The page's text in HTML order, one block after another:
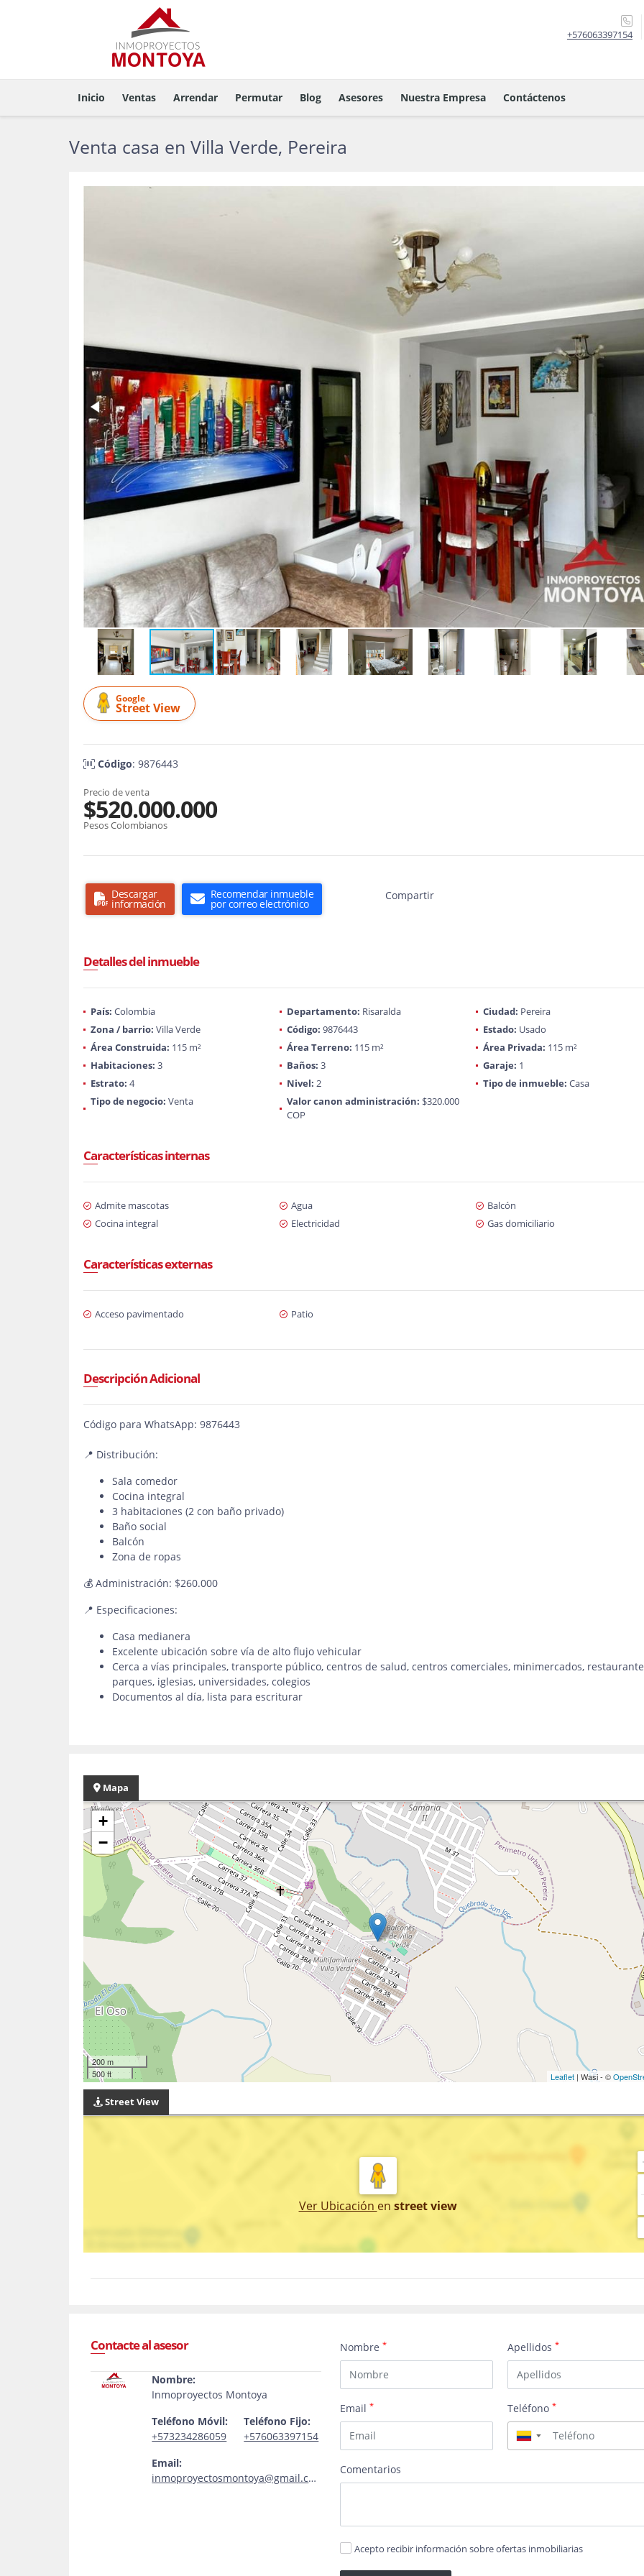
+576063397154
Inicio Ventas Arrendar Permutar Blog Asesores Nuestra Empresa Contáctenos
Venta casa en Villa Verde, Pereira
Google
Street View
Código: 9876443
Precio de venta
$520.000.000
Pesos Colombianos
Descargar
información
Recomendar inmueble
por correo electrónico
Compartir
Detalles del inmueble
País: Colombia Departamento: Risaralda Ciudad: Pereira
Zona / barrio: Villa Verde Código: 9876443 Estado: Usado
Área Construida: 115 m² Área Terreno: 115 m² Área Privada: 115 m²
Habitaciones: 3 Baños: 3 Garaje: 1
Estrato: 4 Nivel: 2 Tipo de inmueble: Casa
Tipo de negocio: Venta Valor canon administración: $320.000
COP
Características internas
Admite mascotas Agua
Balcón
Cocina integral
Electricidad Gas domiciliario
Características externas
Acceso pavimentado Patio
Descripción Adicional
Código para WhatsApp: 9876443
📍 Distribución:
Sala comedor
Cocina integral
3 habitaciones (2 con baño privado)
Baño social
Balcón
Zona de ropas
💰 Administración: $260.000
📍 Especificaciones:
Casa medianera
Excelente ubicación sobre vía de alto flujo vehicular
Cerca a vías principales, transporte público, centros de salud, centros comerciales, minimercados,
parques, iglesias, universidades, colegios
Documentos al día, lista para escriturar
Mapa
+
−
200 m
500 ft
Leaflet | Wasi - ©
Street View
Ver Ubicación en street view
Contacte al asesor
Nombre:
Inmoproyectos Montoya
Teléfono Móvil:
+573234286059
Teléfono Fijo:
+576063397154
Email:
inmoproyectosmontoya@gmail.com
Nombre* Apellidos*
Email* Teléfono*
▼
Comentarios
Acepto recibir información sobre ofertas inmobiliarias